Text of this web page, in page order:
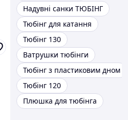
Надувні санки ТЮБІНГ
Тюбінг для катання
Тюбінг 130
Ватрушки тюбінги
Тюбінг з пластиковим дном
Тюбінг 120
Плюшка для тюбінга